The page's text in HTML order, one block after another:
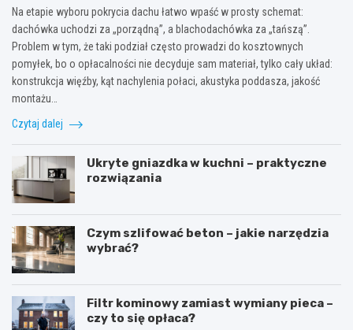
Na etapie wyboru pokrycia dachu łatwo wpaść w prosty schemat:
dachówka uchodzi za „porządną”, a blachodachówka za „tańszą”.
Problem w tym, że taki podział często prowadzi do kosztownych
pomyłek, bo o opłacalności nie decyduje sam materiał, tylko cały układ:
konstrukcja więźby, kąt nachylenia połaci, akustyka poddasza, jakość
montażu…
Czytaj dalej
Ukryte gniazdka w kuchni – praktyczne
rozwiązania
Czym szlifować beton – jakie narzędzia
wybrać?
Filtr kominowy zamiast wymiany pieca –
czy to się opłaca?